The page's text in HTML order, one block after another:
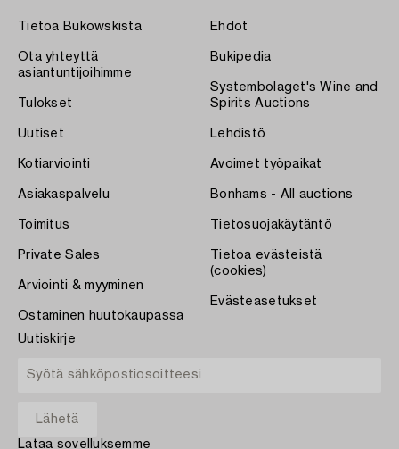
Tietoa Bukowskista
Ota yhteyttä
asiantuntijoihimme
Tulokset
Uutiset
Kotiarviointi
Asiakaspalvelu
Toimitus
Private Sales
Arviointi & myyminen
Ostaminen huutokaupassa
Ehdot
Bukipedia
Systembolaget's Wine and
Spirits Auctions
Lehdistö
Avoimet työpaikat
Bonhams - All auctions
Tietosuojakäytäntö
Tietoa evästeistä
(cookies)
Evästeasetukset
Uutiskirje
Lataa sovelluksemme